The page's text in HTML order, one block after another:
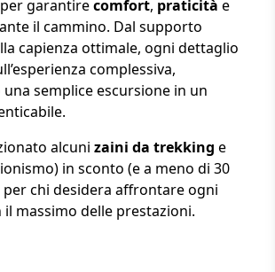
garantirecomfort, praticità e
il cammino. Dal supporto
capienza ottimale, ogni dettaglio
complessiva,
semplice escursione in un
alcuni zaini da trekking e
in sconto (e a meno di 30
chi desidera affrontare ogni
massimo delle prestazioni.